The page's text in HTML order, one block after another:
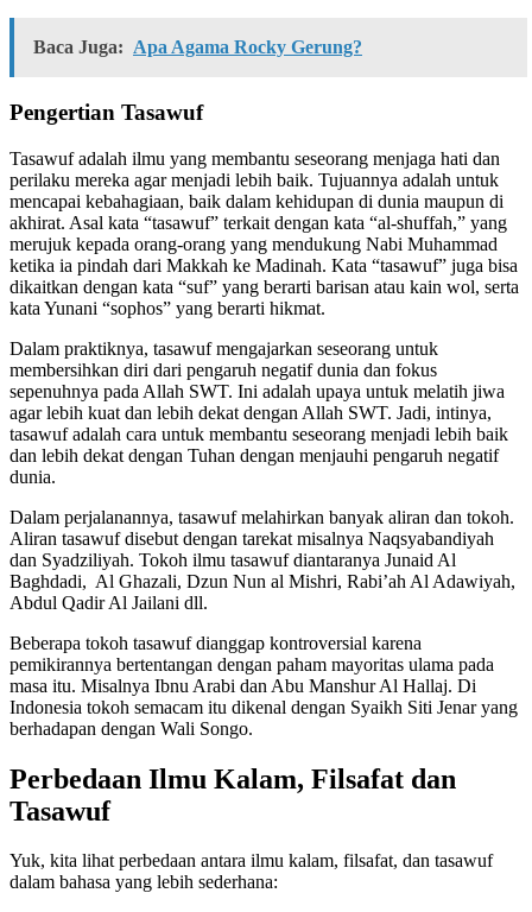
Baca Juga: Apa Agama Rocky Gerung?
Pengertian Tasawuf
Tasawuf adalah ilmu yang membantu seseorang menjaga hati dan
perilaku mereka agar menjadi lebih baik. Tujuannya adalah untuk
mencapai kebahagiaan, baik dalam kehidupan di dunia maupun di
akhirat. Asal kata “tasawuf” terkait dengan kata “al-shuffah,” yang
merujuk kepada orang-orang yang mendukung Nabi Muhammad
ketika ia pindah dari Makkah ke Madinah. Kata “tasawuf” juga bisa
dikaitkan dengan kata “suf” yang berarti barisan atau kain wol, serta
kata Yunani “sophos” yang berarti hikmat.
Dalam praktiknya, tasawuf mengajarkan seseorang untuk
membersihkan diri dari pengaruh negatif dunia dan fokus
sepenuhnya pada Allah SWT. Ini adalah upaya untuk melatih jiwa
agar lebih kuat dan lebih dekat dengan Allah SWT. Jadi, intinya,
tasawuf adalah cara untuk membantu seseorang menjadi lebih baik
dan lebih dekat dengan Tuhan dengan menjauhi pengaruh negatif
dunia.
Dalam perjalanannya, tasawuf melahirkan banyak aliran dan tokoh.
Aliran tasawuf disebut dengan tarekat misalnya Naqsyabandiyah
dan Syadziliyah. Tokoh ilmu tasawuf diantaranya Junaid Al
Baghdadi, Al Ghazali, Dzun Nun al Mishri, Rabi’ah Al Adawiyah,
Abdul Qadir Al Jailani dll.
Beberapa tokoh tasawuf dianggap kontroversial karena
pemikirannya bertentangan dengan paham mayoritas ulama pada
masa itu. Misalnya Ibnu Arabi dan Abu Manshur Al Hallaj. Di
Indonesia tokoh semacam itu dikenal dengan Syaikh Siti Jenar yang
berhadapan dengan Wali Songo.
Perbedaan Ilmu Kalam, Filsafat dan
Tasawuf
Yuk, kita lihat perbedaan antara ilmu kalam, filsafat, dan tasawuf
dalam bahasa yang lebih sederhana: